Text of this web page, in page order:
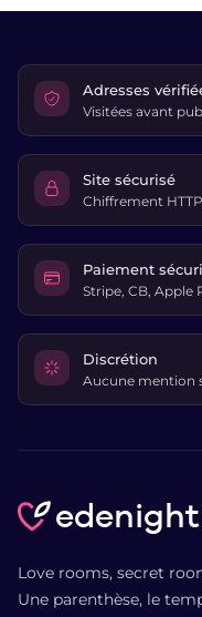
Adresses
Visitées avant
Site sécurisé
Chiffrement
Paiement
Stripe, CB, Apple
Discrétion
Aucune mention
edenight
Love rooms, secret
Une parenthèse, le